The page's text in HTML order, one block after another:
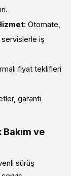
: Otomate,
servislerle iş
fiyat teklifleri
garanti
ve
sürüş